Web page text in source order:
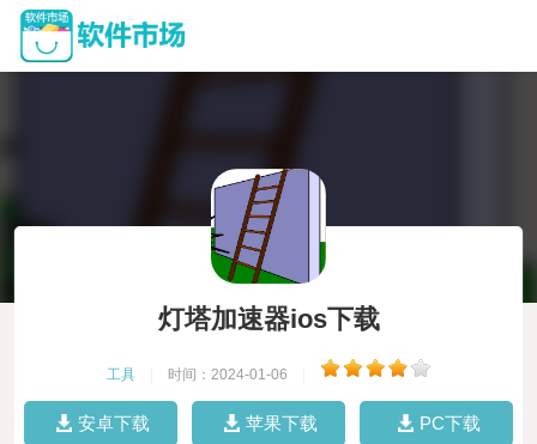
灯塔加速器ios下载
工具 时间：2024-01-06
安卓下载 苹果下载 PC下载